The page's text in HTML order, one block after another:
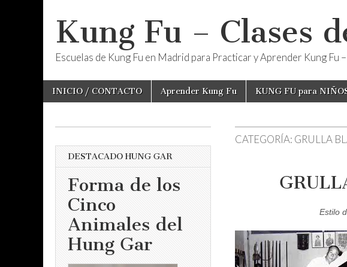
Kung Fu – Clases
Escuelas de Kung Fu en Madrid para Practicar y Aprender Kung
Main
menu
Skip
INICIO / CONTACTO Aprender Kung Fu KUNG FU para
CATEGORÍA: GRULLA
Estilo
DESTACADO HUNG GAR
Forma de los
Cinco
Animales del
Hung Gar